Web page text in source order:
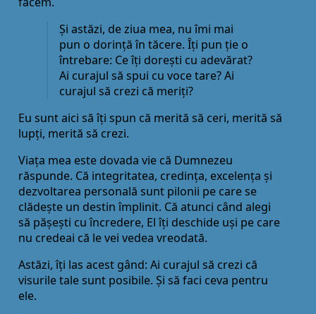
Și astăzi, de ziua mea, nu îmi mai
pun o dorință în tăcere. Îți pun ție o
întrebare: Ce îți dorești cu adevărat?
Ai curajul să spui cu voce tare? Ai
curajul să crezi că meriți?
Eu sunt aici să îți spun că merită să ceri, merită să
lupți, merită să crezi.
Viața mea este dovada vie că Dumnezeu
răspunde. Că integritatea, credința, excelența și
dezvoltarea personală sunt pilonii pe care se
clădește un destin împlinit. Că atunci când alegi
să pășești cu încredere, El îți deschide uși pe care
nu credeai că le vei vedea vreodată.
Astăzi, îți las acest gând: Ai curajul să crezi că
visurile tale sunt posibile. Și să faci ceva pentru
ele.